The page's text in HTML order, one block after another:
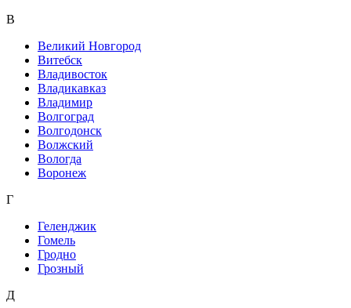
В
Великий Новгород
Витебск
Владивосток
Владикавказ
Владимир
Волгоград
Волгодонск
Волжский
Вологда
Воронеж
Г
Геленджик
Гомель
Гродно
Грозный
Д